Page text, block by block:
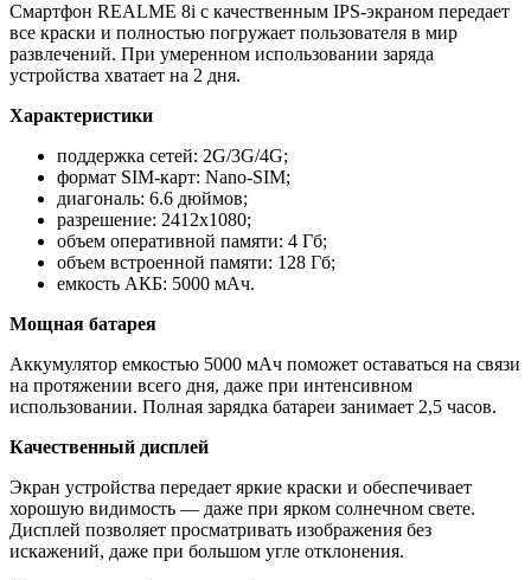
Смартфон REALME 8i с качественным IPS-экраном передает
все краски и полностью погружает пользователя в мир
развлечений. При умеренном использовании заряда
устройства хватает на 2 дня.
Характеристики
поддержка сетей: 2G/3G/4G;
формат SIM-карт: Nano-SIM;
диагональ: 6.6 дюймов;
разрешение: 2412х1080;
объем оперативной памяти: 4 Гб;
объем встроенной памяти: 128 Гб;
емкость АКБ: 5000 мАч.
Мощная батарея
Аккумулятор емкостью 5000 мАч поможет оставаться на связи
на протяжении всего дня, даже при интенсивном
использовании. Полная зарядка батареи занимает 2,5 часов.
Качественный дисплей
Экран устройства передает яркие краски и обеспечивает
хорошую видимость — даже при ярком солнечном свете.
Дисплей позволяет просматривать изображения без
искажений, даже при большом угле отклонения.